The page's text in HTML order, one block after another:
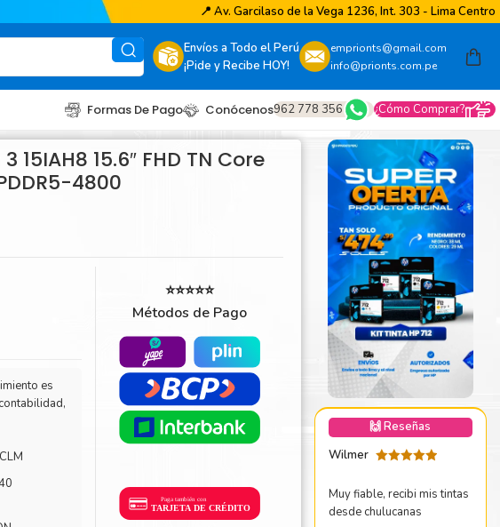
📍 Av. Garcilaso de la Vega 1236, Int. 303 - Lima Centro
Envíos a Todo el Perú
¡Pide y Recibe HOY!
emprionts@gmail.com
info@prionts.com.pe
Toner Samsung
Toner Ricoh
Toner Konica Minolta
Formas De Pago Conócenos962 778 356 ¿Cómo Comprar?
15.6″ FHD TN Core
4800
1,800.00.
es
⭐⭐⭐⭐⭐
Métodos de Pago
🙌 Reseñas
Wilmer
Muy fiable, recibi mis tintas
desde chulucanas